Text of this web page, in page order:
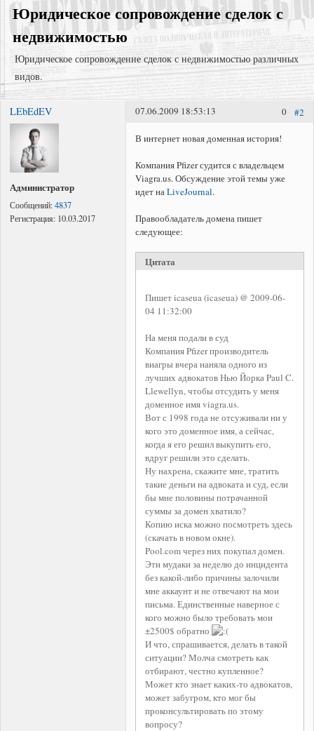
Юридическое сопровождение сделок с
недвижимостью
Юридическое сопровождение сделок с недвижимостью различных
видов.
Суд за самовольную постройку;
Юридическая проверка объекта недвижимости для сделки;
Признание права собственности;
LEbEdEV
Администратор
Сообщений:4837
Регистрация: 10.03.2017
#2
0
07.06.2009 18:53:13
В интернет новая доменная история!
Компания Pfizer судится с владельцем
Viagra.us. Обсуждение этой темы уже
идет на LiveJournal.
Правообладатель домена пишет
следующее:
Цитата
Пишет icaseua (icaseua) @ 2009-06-
04 11:32:00
На меня подали в суд
Компания Pfizer производитель
виагры вчера наняла одного из
лучших адвокатов Нью Йорка Paul C.
Llewellyn, чтобы отсудить у меня
доменное имя viagra.us.
Вот с 1998 года не отсуживали ни у
кого это доменное имя, а сейчас,
когда я его решил выкупить его,
вдруг решили это сделать.
Ну нахрена, скажите мне, тратить
такие деньги на адвоката и суд, если
бы мне половины потрачанной
суммы за домен хватило?
Копию иска можно посмотреть здесь
(скачать в новом окне).
Pool.com через них покупал домен.
Эти мудаки за неделю до инцидента
без какой-либо причины залочили
мне аккаунт и не отвечают на мои
письма. Единственные наверное с
кого можно было требовать мои
±2500$ обратно
И что, спрашивается, делать в такой
ситуации? Молча смотреть как
отбирают, честно купленное?
Может кто знает каких-то адвокатов,
может забугром, кто мог бы
проконсультировать по этому
вопросу?